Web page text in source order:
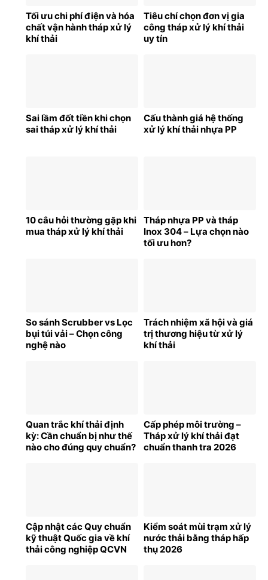
Tối ưu chi phí điện và hóa
chất vận hành tháp xử lý
khí thải
Tiêu chí chọn đơn vị gia
công tháp xử lý khí thải
uy tín
Sai lầm đốt tiền khi chọn
sai tháp xử lý khí thải
Cấu thành giá hệ thống
xử lý khí thải nhựa PP
10 câu hỏi thường gặp khi
mua tháp xử lý khí thải
Tháp nhựa PP và tháp
Inox 304 – Lựa chọn nào
tối ưu hơn?
So sánh Scrubber vs Lọc
bụi túi vải – Chọn công
nghệ nào
Trách nhiệm xã hội và giá
trị thương hiệu từ xử lý
khí thải
Quan trắc khí thải định
kỳ: Cần chuẩn bị như thế
nào cho đúng quy chuẩn?
Cấp phép môi trường –
Tháp xử lý khí thải đạt
chuẩn thanh tra 2026
Cập nhật các Quy chuẩn
kỹ thuật Quốc gia về khí
thải công nghiệp QCVN
Kiểm soát mùi trạm xử lý
nước thải bằng tháp hấp
thụ 2026